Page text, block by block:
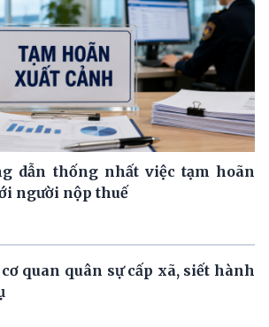
dẫn thống nhất việc tạm hoãn
người nộp thuế
quan quân sự cấp xã, siết hành